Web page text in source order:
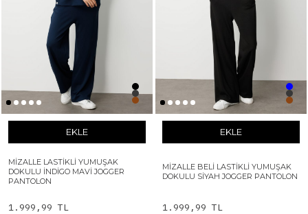
EKLE
MIZALLE LASTIKLI YUMUŞAK
DOKULU İNDIGO MAVI JOGGER
PANTOLON
1.999,99 TL
EKLE
MIZALLE BELI LASTIKLI YUMUŞAK
DOKULU SIYAH JOGGER PANTOLON
1.999,99 TL